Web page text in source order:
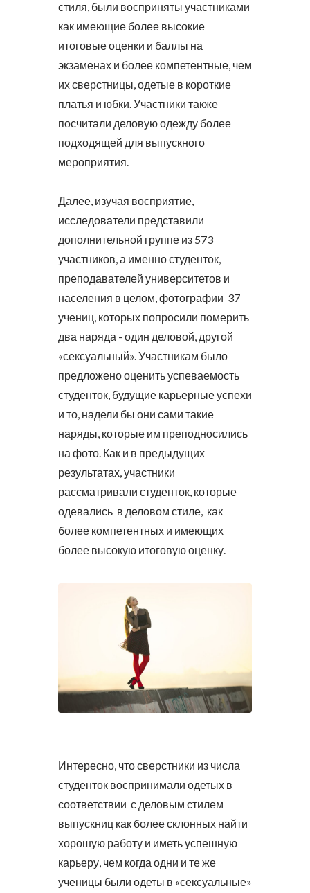
стиля, были восприняты участниками
как имеющие более высокие
итоговые оценки и баллы на
экзаменах и более компетентные, чем
их сверстницы, одетые в короткие
платья и юбки. Участники также
посчитали деловую одежду более
подходящей для выпускного
мероприятия.
Далее, изучая восприятие,
исследователи представили
дополнительной группе из 573
участников, а именно студенток,
преподавателей университетов и
населения в целом, фотографии 37
учениц, которых попросили померить
два наряда - один деловой, другой
«сексуальный». Участникам было
предложено оценить успеваемость
студенток, будущие карьерные успехи
и то, надели бы они сами такие
наряды, которые им преподносились
на фото. Как и в предыдущих
результатах, участники
рассматривали студенток, которые
одевались в деловом стиле, как
более компетентных и имеющих
более высокую итоговую оценку.
Интересно, что сверстники из числа
студенток воспринимали одетых в
соответствии с деловым стилем
выпускниц как более склонных найти
хорошую работу и иметь успешную
карьеру, чем когда одни и те же
ученицы были одеты в «сексуальные»